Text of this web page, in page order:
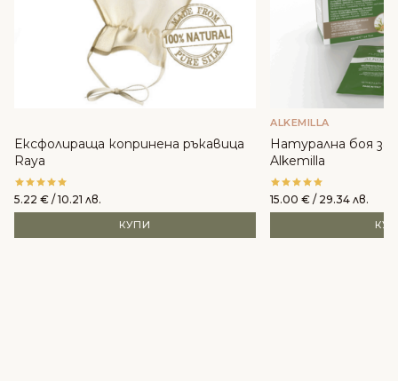
Ексфолираща копринена ръкавица
Raya
5.22 € / 10.21 лв.
КУПИ
ALKEMILLA
Натурална боя за
Alkemilla
15.00 € / 29.34 лв.